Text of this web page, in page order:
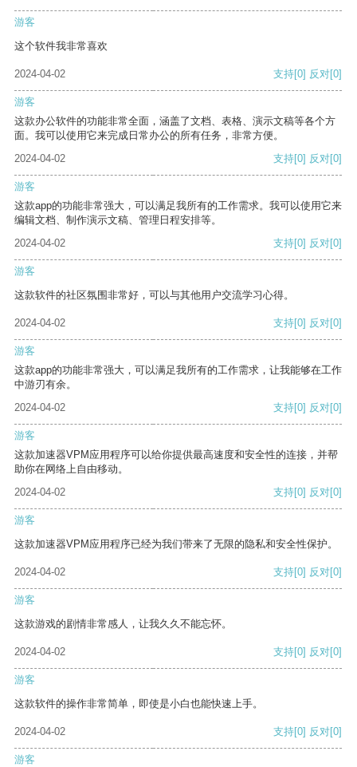
游客
这个软件我非常喜欢
2024-04-02 支持[0] 反对[0]
游客
这款办公软件的功能非常全面，涵盖了文档、表格、演示文稿等各个方
面。我可以使用它来完成日常办公的所有任务，非常方便。
2024-04-02
支持[0] 反对[0]
游客
这款app的功能非常强大，可以满足我所有的工作需求。我可以使用它来
编辑文档、制作演示文稿、管理日程安排等。
2024-04-02
支持[0] 反对[0]
游客
这款软件的社区氛围非常好，可以与其他用户交流学习心得。
2024-04-02 支持[0] 反对[0]
游客
这款app的功能非常强大，可以满足我所有的工作需求，让我能够在工作
中游刃有余。
2024-04-02
支持[0] 反对[0]
游客
这款加速器VPM应用程序可以给你提供最高速度和安全性的连接，并帮
助你在网络上自由移动。
2024-04-02
支持[0] 反对[0]
游客
这款加速器VPM应用程序已经为我们带来了无限的隐私和安全性保护。
2024-04-02 支持[0] 反对[0]
游客
这款游戏的剧情非常感人，让我久久不能忘怀。
2024-04-02 支持[0] 反对[0]
游客
这款软件的操作非常简单，即使是小白也能快速上手。
2024-04-02 支持[0] 反对[0]
游客